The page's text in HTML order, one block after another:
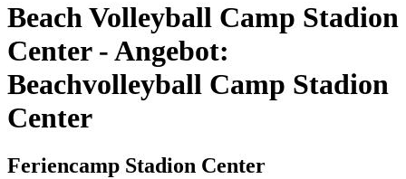
Beach Volleyball Camp Stadion
Center - Angebot:
Beachvolleyball Camp Stadion
Center
Feriencamp Stadion Center